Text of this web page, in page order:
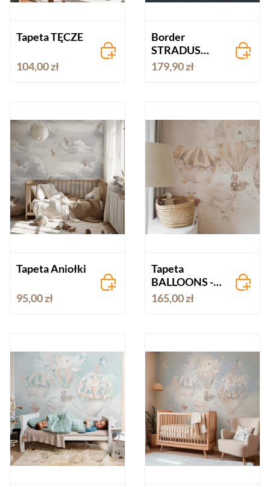
Tapeta TĘCZE
104,00 zł
Border
STRADUS
magiczny
kosmos
179,90 zł
Tapeta Aniołki
95,00 zł
Tapeta
BALLOONS -
beż
165,00 zł